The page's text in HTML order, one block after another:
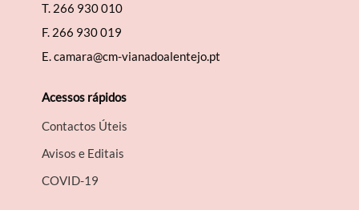
T. 266 930 010
F. 266 930 019
E.camara@cm-vianadoalentejo.pt
Acessos rápidos
Contactos Úteis
Avisos e Editais
COVID-19